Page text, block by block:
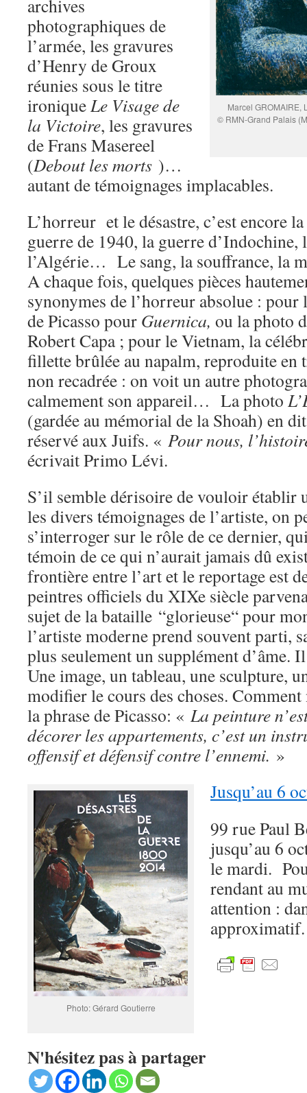
Marcel GROMAIRE,
© RMN-Grand Palais
archives
photographiques de
l’armée, les gravures
d’Henry de Groux
réunies sous le titre
ironiqueLe Visage de
la Victoire, les gravures
de Frans Masereel
(Debout les morts )…
autant de témoignages implacables.
L’horreur et le désastre, c’est encore
guerre de 1940, la guerre d’Indochine,
l’Algérie… Le sang, la souffrance, la
A chaque fois, quelques pièces
synonymes de l’horreur absolue : pour
de Picasso pour Guernica, ou la photo
Robert Capa ; pour le Vietnam, la
fillette brûlée au napalm, reproduite en
non recadrée : on voit un autre
calmement son appareil… La photo
(gardée au mémorial de la Shoah) en
réservé aux Juifs. « Pour nous,
écrivait Primo Lévi.
S’il semble dérisoire de vouloir établir
les divers témoignages de l’artiste, on
s’interroger sur le rôle de ce dernier,
témoin de ce qui n’aurait jamais dû
frontière entre l’art et le reportage est
peintres officiels du XIXe siècle
sujet de la bataille “glorieuse“ pour
l’artiste moderne prend souvent parti,
plus seulement un supplément d’âme.
Une image, un tableau, une sculpture,
modifier le cours des choses. Comment
la phrase de Picasso: « La peinture
décorer les appartements, c’est un
offensif et défensif contre l’ennemi. »
Photo: Gérard Goutierre
Jusqu’au 6
99 rue Paul
jusqu’au 6
le mardi.
rendant au
attention :
approximatif.
N'hésitez pas à partager